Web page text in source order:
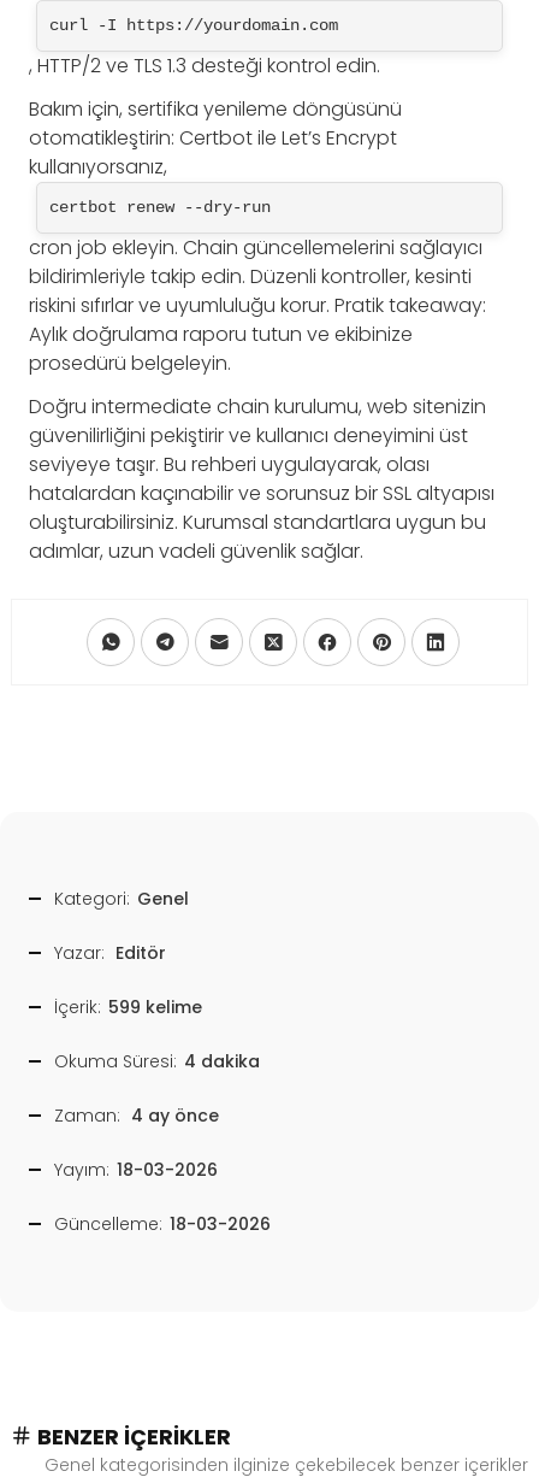
curl -I https://yourdomain.com
, HTTP/2 ve TLS 1.3 desteği kontrol edin.
Bakım için, sertifika yenileme döngüsünü
otomatikleştirin: Certbot ile Let’s Encrypt
kullanıyorsanız,
certbot renew --dry-run
cron job ekleyin. Chain güncellemelerini sağlayıcı
bildirimleriyle takip edin. Düzenli kontroller, kesinti
riskini sıfırlar ve uyumluluğu korur. Pratik takeaway:
Aylık doğrulama raporu tutun ve ekibinize
prosedürü belgeleyin.
Doğru intermediate chain kurulumu, web sitenizin
güvenilirliğini pekiştirir ve kullanıcı deneyimini üst
seviyeye taşır. Bu rehberi uygulayarak, olası
hatalardan kaçınabilir ve sorunsuz bir SSL altyapısı
oluşturabilirsiniz. Kurumsal standartlara uygun bu
adımlar, uzun vadeli güvenlik sağlar.
Kategori: Genel
Yazar: Editör
İçerik: 599 kelime
Okuma Süresi: 4 dakika
Zaman: 4 ay önce
Yayım: 18-03-2026
Güncelleme: 18-03-2026
BENZER İÇERIKLER
Genel kategorisinden ilginize çekebilecek benzer içerikler